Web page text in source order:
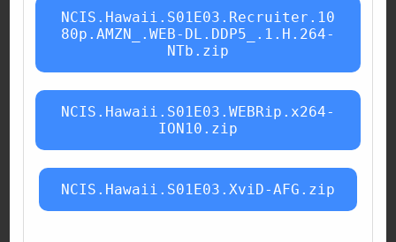
NCIS.Hawaii.S01E03.Recruiter.10
80p.AMZN_.WEB-DL.DDP5_.1.H.264-
NTb.zip
NCIS.Hawaii.S01E03.WEBRip.x264-
ION10.zip
NCIS.Hawaii.S01E03.XviD-AFG.zip